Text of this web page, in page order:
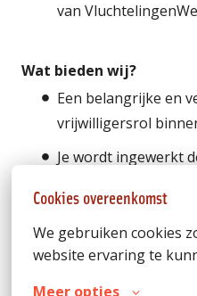
Cookies overeenkomst
We gebruiken cookies
website ervaring te
Meer opties
van
Wat bieden wij?
Een belangrijke en
vrijwilligersrol
Je wordt ingewerkt
Je maakt deel uit
Een